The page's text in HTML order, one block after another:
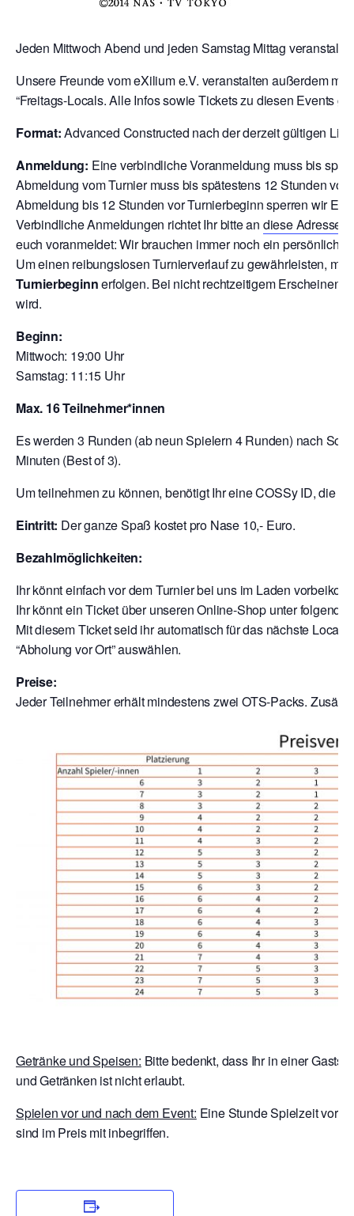
Jeden Mittwoch Abend und jeden Samstag Mittag
Unsere Freunde vom eXilium e.V. veranstalten außerdem
“Freitags-Locals. Alle Infos sowie Tickets zu diesen Events
Format:Advanced Constructed nach der derzeit gültigen
Anmeldung: Eine verbindliche Voranmeldung muss bis
Abmeldung vom Turnier muss bis spätestens 12 Stunden
Abmeldung bis 12 Stunden vor Turnierbeginn sperren wir
Verbindliche Anmeldungen richtet Ihr bitte an diese Adresse
euch voranmeldet: Wir brauchen immer noch ein
Um einen reibungslosen Turnierverlauf zu gewährleisten,
Turnierbeginnerfolgen. Bei nicht rechtzeitigem Erscheinen
wird.
Beginn:
Mittwoch: 19:00 Uhr
Samstag: 11:15 Uhr
Max. 16 Teilnehmer*innen
Es werden 3 Runden (ab neun Spielern 4 Runden) nach
Minuten (Best of 3).
Um teilnehmen zu können, benötigt Ihr eine COSSy ID, die
Eintritt: Der ganze Spaß kostet pro Nase 10,- Euro.
Bezahlmöglichkeiten:
Ihr könnt einfach vor dem Turnier bei uns im Laden
Ihr könnt ein Ticket über unseren Online-Shop unter
Mit diesem Ticket seid ihr automatisch für das nächste Local
“Abholung vor Ort” auswählen.
Preise:
Jeder Teilnehmer erhält mindestens zwei OTS-Packs.
Getränke und Speisen: Bitte bedenkt, dass Ihr in einer
und Getränken ist nicht erlaubt.
Spielen vor und nach dem Event: Eine Stunde Spielzeit vor
sind im Preis mit inbegriffen.